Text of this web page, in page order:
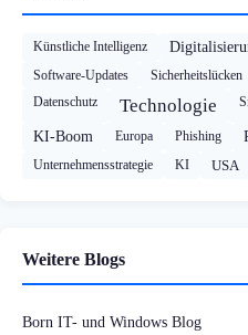
Künstliche Intelligenz
Software-Updates
Sicherheitslücken
Datenschutz
Technologie
KI-Boom Europa Phishing
Unternehmensstrategie KI USA
Weitere Blogs
Born IT- und Windows Blog